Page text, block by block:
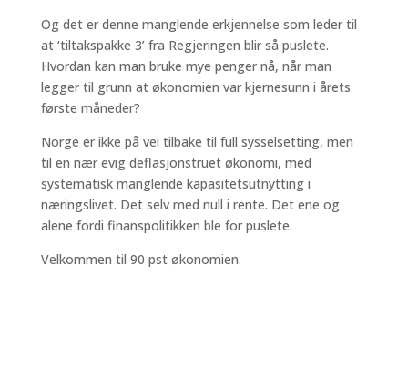
Og det er denne manglende erkjennelse som leder til
at ‘tiltakspakke 3’ fra Regjeringen blir så puslete.
Hvordan kan man bruke mye penger nå, når man
legger til grunn at økonomien var kjernesunn i årets
første måneder?
Norge er ikke på vei tilbake til full sysselsetting, men
til en nær evig deflasjonstruet økonomi, med
systematisk manglende kapasitetsutnytting i
næringslivet. Det selv med null i rente. Det ene og
alene fordi finanspolitikken ble for puslete.
Velkommen til 90 pst økonomien.